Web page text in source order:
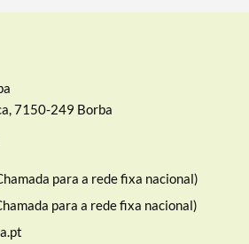
7150-249 Borba
para a rede fixa nacional)
para a rede fixa nacional)